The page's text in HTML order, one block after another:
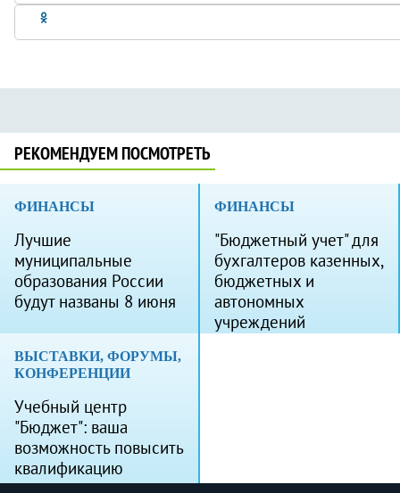
РЕКОМЕНДУЕМ ПОСМОТРЕТЬ
ФИНАНСЫ
Лучшие
муниципальные
образования России
будут названы 8 июня
ФИНАНСЫ
"Бюджетный учет" для
бухгалтеров казенных,
бюджетных и
автономных
учреждений
ВЫСТАВКИ, ФОРУМЫ,
КОНФЕРЕНЦИИ
Учебный центр
"Бюджет": ваша
возможность повысить
квалификацию